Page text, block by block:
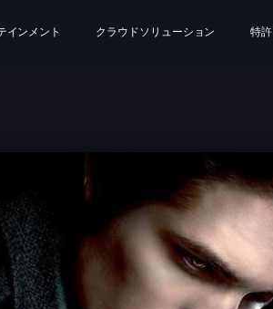
インメント クラウドソリューション 特